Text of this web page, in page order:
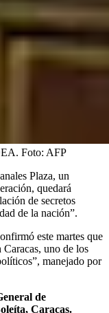
Foto: AFP
Plaza, un
quedará
de secretos
de la nación”.
este martes que
uno de los
manejado por
de
Caracas.